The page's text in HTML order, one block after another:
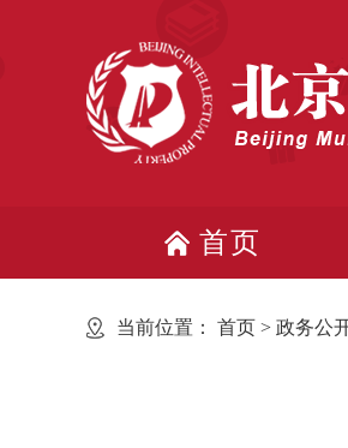
首页
当前位置： 首页 > 政务公